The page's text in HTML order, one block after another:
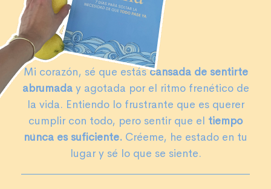
Mi corazón, sé que estáscansada de sentirte
abrumaday agotada por el ritmo frenético de
la vida. Entiendo lo frustrante que es querer
cumplir con todo, pero sentir que el tiempo
nunca es suficiente. Créeme, he estado en tu
lugar y sé lo que se siente.